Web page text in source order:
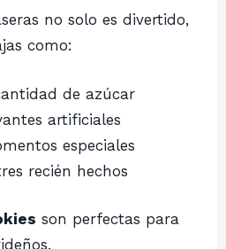
no solo es divertido,
como:
de azúcar
artificiales
especiales
recién hechos
son perfectas para